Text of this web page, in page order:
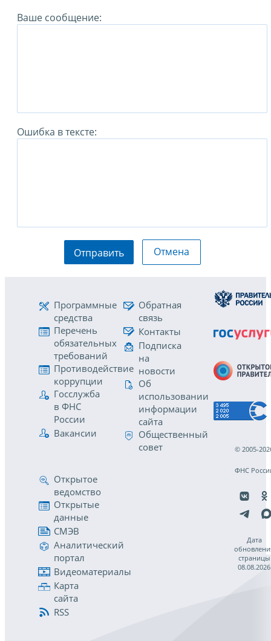
Ваше сообщение:
Ошибка в тексте:
Отправить Отмена
Программные
средства
Перечень
обязательных
требований
Противодействие
коррупции
Госслужба
в ФНС
России
Вакансии
Обратная
связь
Контакты
Подписка
на
новости
Об
использовании
информации
сайта
Общественный
совет
Открытое
ведомство
Открытые
данные
СМЭВ
Аналитический
портал
Видеоматериалы
Карта
сайта
RSS
© 2005-
ФНС
Дата
страницы
08.08.2026